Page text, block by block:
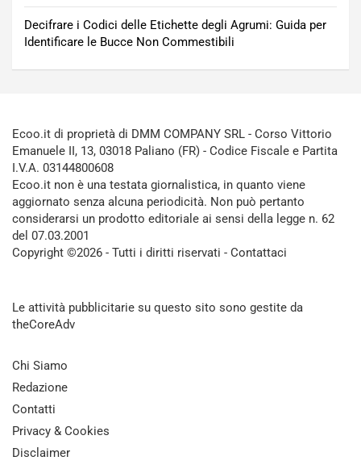
Decifrare i Codici delle Etichette degli Agrumi: Guida per
Identificare le Bucce Non Commestibili
Ecoo.it di proprietà di DMM COMPANY SRL - Corso Vittorio
Emanuele II, 13, 03018 Paliano (FR) - Codice Fiscale e Partita
I.V.A. 03144800608
Ecoo.it non è una testata giornalistica, in quanto viene
aggiornato senza alcuna periodicità. Non può pertanto
considerarsi un prodotto editoriale ai sensi della legge n. 62
del 07.03.2001
Copyright ©2026 - Tutti i diritti riservati - Contattaci
Le attività pubblicitarie su questo sito sono gestite da
theCoreAdv
Chi Siamo
Redazione
Contatti
Privacy & Cookies
Disclaimer